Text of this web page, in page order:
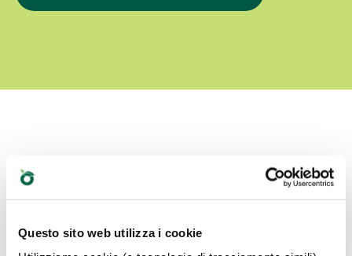
Questo sito web utilizza i cookie
Ποιο είναι το αγαπημένο